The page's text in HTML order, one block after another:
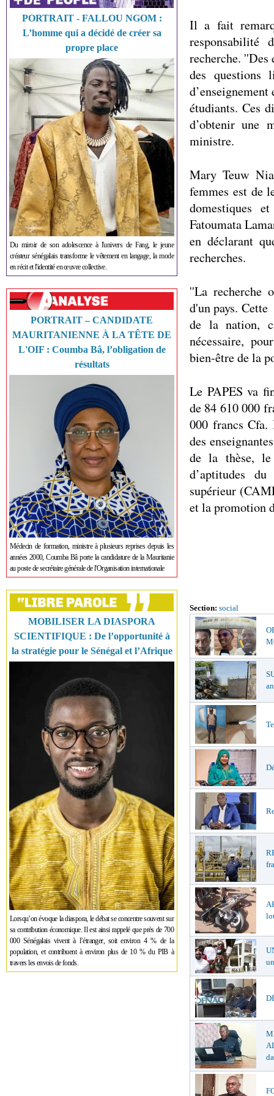
PORTRAIT - FALLOU NGOM :
L’homme qui a décidé de créer sa
propre place
Du miroir de son adolescence à l'univers de Fang, le jeune
créateur sénégalais transforme le vêtement en langage, la mode
en récit et l'identité en œuvre collective.
PORTRAIT – CANDIDATE
MAURITANIENNE À LA TÊTE DE
L'OIF : Coumba Bâ, l’obligation de
résultats
Médecin de formation, ministre à plusieurs reprises depuis les
années 2000, Coumba Bâ porte la candidature de la Mauritanie
au poste de secrétaire générale de l'Organisation internationale
MOBILISER LA DIASPORA
SCIENTIFIQUE : De l’opportunité à
la stratégie pour le Sénégal et l’Afrique
Lorsqu’on évoque la diaspora, le débat se concentre souvent sur
sa contribution économique. Il est ainsi rappelé que près de 700
000 Sénégalais vivent à l’étranger, soit environ 4 % de la
population, et contribuent à environ plus de 10 % du PIB à
travers les envois de fonds.
Il a fait
recherche.
des questions
étudiants. Ces
d’obtenir une
ministre.
Mary Teuw
femmes est de
domestiques
Fatoumata
en déclarant
recherches.
''La recherche
d'un pays.
de la nation,
nécessaire,
bien-être de la
Le PAPES va
de 84 610 000
000 francs
des
de la thèse, le
d’aptitudes
supérieur
et la promotion
Section: social